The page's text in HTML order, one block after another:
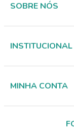
SOBRE NÓS
INSTITUCIONAL
MINHA CONTA